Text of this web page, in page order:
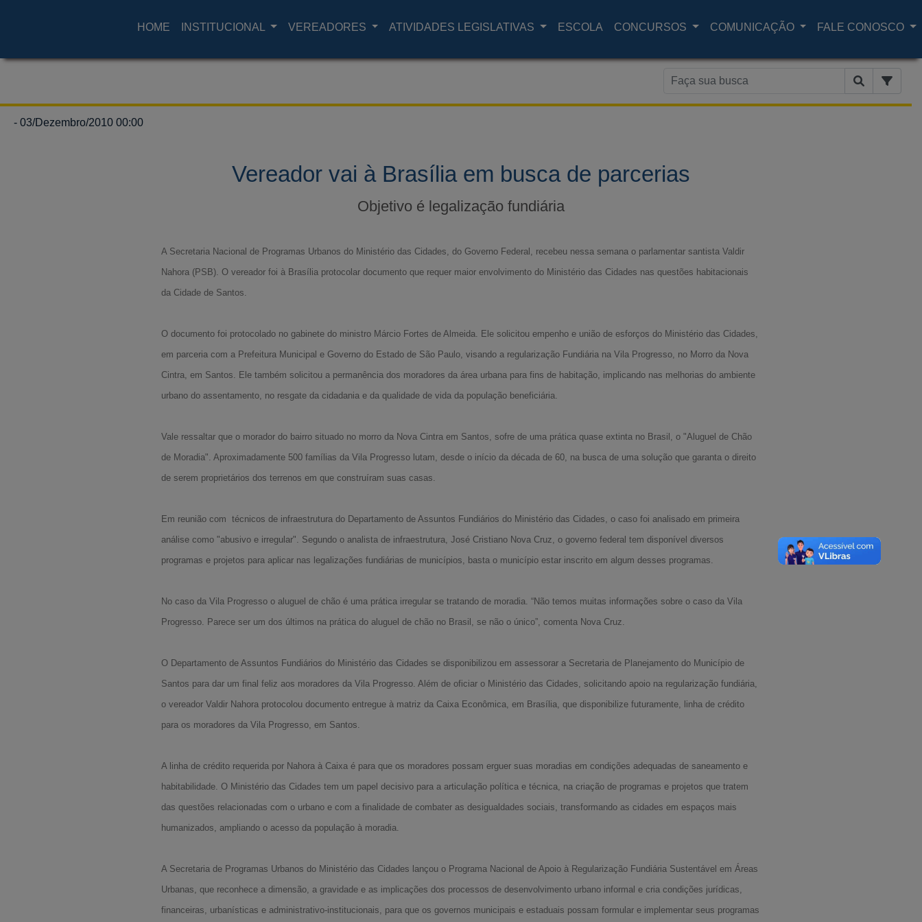
HOME INSTITUCIONAL VEREADORES ATIVIDADES LEGISLATIVAS ESCOLA CONCURSOS COMUNICAÇÃO FALE CONOSCO
- 03/Dezembro/2010 00:00
Vereador vai à Brasília em busca de parcerias
Objetivo é legalização fundiária
A Secretaria Nacional de Programas Urbanos do Ministério das Cidades, do Governo Federal, recebeu nessa semana o parlamentar santista Valdir
Nahora (PSB). O vereador foi à Brasília protocolar documento que requer maior envolvimento do Ministério das Cidades nas questões habitacionais
da Cidade de Santos.
O documento foi protocolado no gabinete do ministro Márcio Fortes de Almeida. Ele solicitou empenho e união de esforços do Ministério das Cidades,
em parceria com a Prefeitura Municipal e Governo do Estado de São Paulo, visando a regularização Fundiária na Vila Progresso, no Morro da Nova
Cintra, em Santos. Ele também solicitou a permanência dos moradores da área urbana para fins de habitação, implicando nas melhorias do ambiente
urbano do assentamento, no resgate da cidadania e da qualidade de vida da população beneficiária.
Vale ressaltar que o morador do bairro situado no morro da Nova Cintra em Santos, sofre de uma prática quase extinta no Brasil, o "Aluguel de Chão
de Moradia". Aproximadamente 500 famílias da Vila Progresso lutam, desde o início da década de 60, na busca de uma solução que garanta o direito
de serem proprietários dos terrenos em que construíram suas casas.
Em reunião com técnicos de infraestrutura do Departamento de Assuntos Fundiários do Ministério das Cidades, o caso foi analisado em primeira
análise como "abusivo e irregular". Segundo o analista de infraestrutura, José Cristiano Nova Cruz, o governo federal tem disponível diversos
programas e projetos para aplicar nas legalizações fundiárias de municípios, basta o município estar inscrito em algum desses programas.
No caso da Vila Progresso o aluguel de chão é uma prática irregular se tratando de moradia. “Não temos muitas informações sobre o caso da Vila
Progresso. Parece ser um dos últimos na prática do aluguel de chão no Brasil, se não o único”, comenta Nova Cruz.
O Departamento de Assuntos Fundiários do Ministério das Cidades se disponibilizou em assessorar a Secretaria de Planejamento do Município de
Santos para dar um final feliz aos moradores da Vila Progresso. Além de oficiar o Ministério das Cidades, solicitando apoio na regularização fundiária,
o vereador Valdir Nahora protocolou documento entregue à matriz da Caixa Econômica, em Brasília, que disponibilize futuramente, linha de crédito
para os moradores da Vila Progresso, em Santos.
A linha de crédito requerida por Nahora à Caixa é para que os moradores possam erguer suas moradias em condições adequadas de saneamento e
habitabilidade. O Ministério das Cidades tem um papel decisivo para a articulação política e técnica, na criação de programas e projetos que tratem
das questões relacionadas com o urbano e com a finalidade de combater as desigualdades sociais, transformando as cidades em espaços mais
humanizados, ampliando o acesso da população à moradia.
A Secretaria de Programas Urbanos do Ministério das Cidades lançou o Programa Nacional de Apoio à Regularização Fundiária Sustentável em Áreas
Urbanas, que reconhece a dimensão, a gravidade e as implicações dos processos de desenvolvimento urbano informal e cria condições jurídicas,
financeiras, urbanísticas e administrativo-institucionais, para que os governos municipais e estaduais possam formular e implementar seus programas